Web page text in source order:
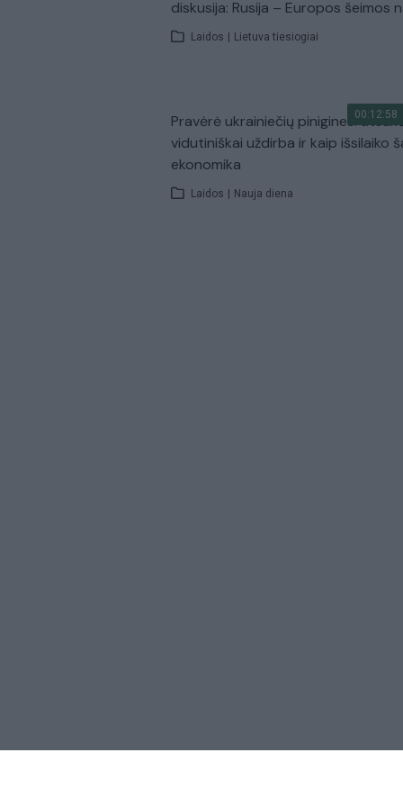
diskusija: Rusija – Europos šeimos
Laidos | Lietuva tiesiogiai
00:12:58
Pravėrė ukrainiečių pinigines:
vidutiniškai uždirba ir kaip išsilaiko
ekonomika
Laidos | Nauja diena